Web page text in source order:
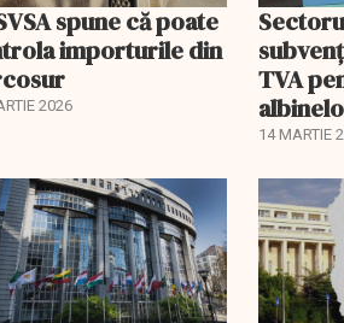
spune că poate
importurile din
2026
TVA
14 MARTIE